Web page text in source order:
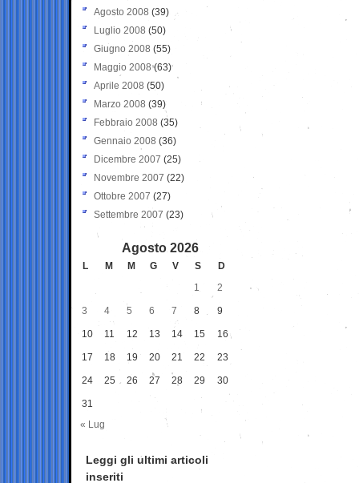
Agosto 2008 (39)
Luglio 2008 (50)
Giugno 2008 (55)
Maggio 2008(63)
Aprile 2008 (50)
Marzo 2008 (39)
Febbraio 2008 (35)
Gennaio 2008 (36)
Dicembre 2007 (25)
Novembre 2007 (22)
Ottobre 2007 (27)
Settembre 2007 (23)
Agosto 2026
L M M G V S
D
1
2
3 4 5 6 7 8 9
10 11 12 13 14 15 16
17 18 19 20 21 22 23
24 25 26 27 28 29 30
31
« Lug
Leggi gli ultimi articoli
inseriti